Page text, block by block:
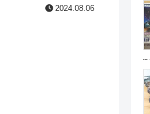
2024.08.06